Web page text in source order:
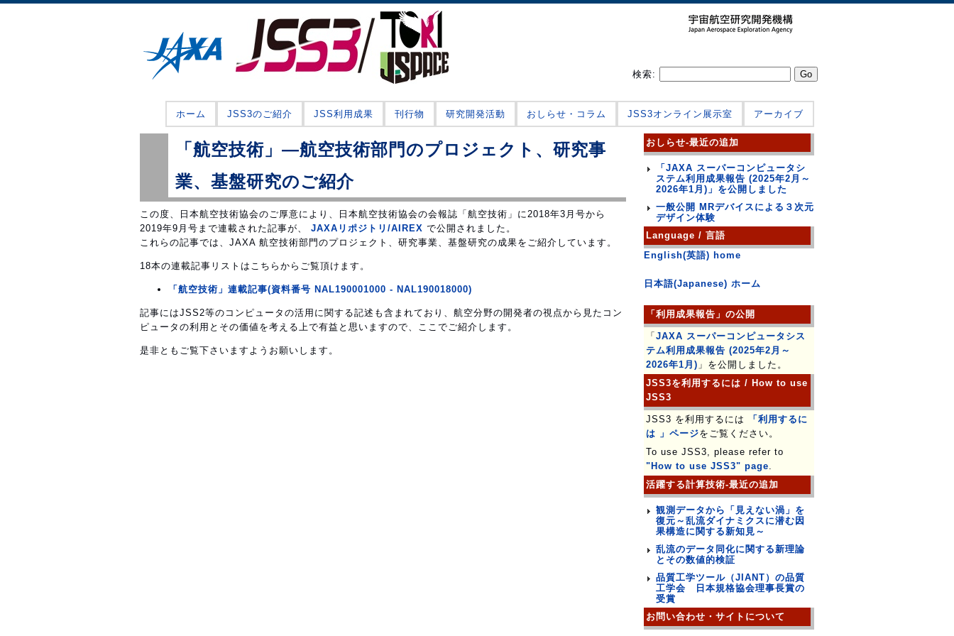
検索:
ホーム JSS3のご紹介 JSS利用成果 刊行物 研究開発活動 おしらせ・コラム JSS3オンライン展示室 アーカイブ
「航空技術」―航空技術部門のプロジェクト、研究事
業、基盤研究のご紹介
この度、日本航空技術協会のご厚意により、日本航空技術協会の会報誌「航空技術」に2018年3月号から
2019年9月号まで連載された記事が、
JAXAリポジトリ/AIREX で公開されました。
これらの記事では、JAXA 航空技術部門のプロジェクト、研究事業、基盤研究の成果をご紹介しています。
18本の連載記事リストはこちらからご覧頂けます。
「航空技術」連載記事(資料番号 NAL190001000 - NAL190018000)
記事にはJSS2等のコンピュータの活用に関する記述も含まれており、航空分野の開発者の視点から見たコン
ピュータの利用とその価値を考える上で有益と思いますので、ここでご紹介します。
是非ともご覧下さいますようお願いします。
おしらせ-最近の追加
「JAXA スーパーコンピュータシ
ステム利用成果報告 (2025年2月～
2026年1月)」を公開しました
一般公開 MRデバイスによる３次元
デザイン体験
Language / 言語
English(英語) home
日本語(Japanese) ホーム
「利用成果報告」の公開
「 JAXA スーパーコンピュータシス
テム利用成果報告 (2025年2月～
2026年1月) 」を公開しました。
JSS3を利用するには / How to use
JSS3
JSS3 を利用するには
「利用するに
は 」ページをご覧ください。
To use JSS3, please refer to
"How to use JSS3" page.
活躍する計算技術-最近の追加
観測データから「見えない渦」を
復元～乱流ダイナミクスに潜む因
果構造に関する新知見～
乱流のデータ同化に関する新理論
とその数値的検証
品質工学ツール（JIANT）の品質
工学会 日本規格協会理事長賞の
受賞
お問い合わせ・サイトについて